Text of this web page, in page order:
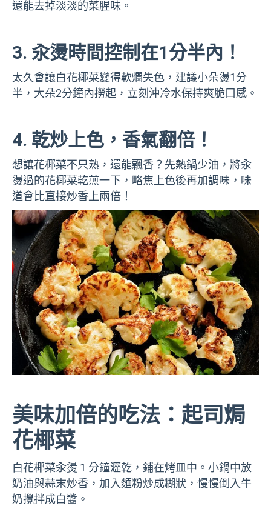
還能去掉淡淡的菜腥味。
3. 汆燙時間控制在1分半內！
太久會讓白花椰菜變得軟爛失色，建議小朵燙1分
半，大朵2分鐘內撈起，立刻沖冷水保持爽脆口感。
4. 乾炒上色，香氣翻倍！
想讓花椰菜不只熟，還能飄香？先熱鍋少油，將汆
燙過的花椰菜乾煎一下，略焦上色後再加調味，味
道會比直接炒香上兩倍！
美味加倍的吃法：起司焗
花椰菜
白花椰菜汆燙 1 分鐘瀝乾，鋪在烤皿中。小鍋中放
奶油與蒜末炒香，加入麵粉炒成糊狀，慢慢倒入牛
奶攪拌成白醬。